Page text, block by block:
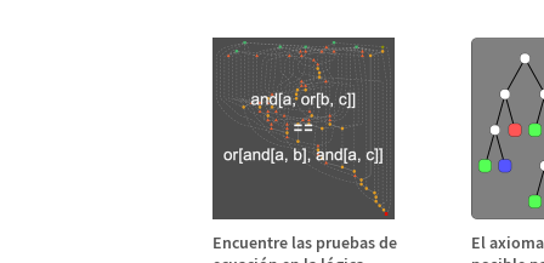
Encuentre las pruebas de
El